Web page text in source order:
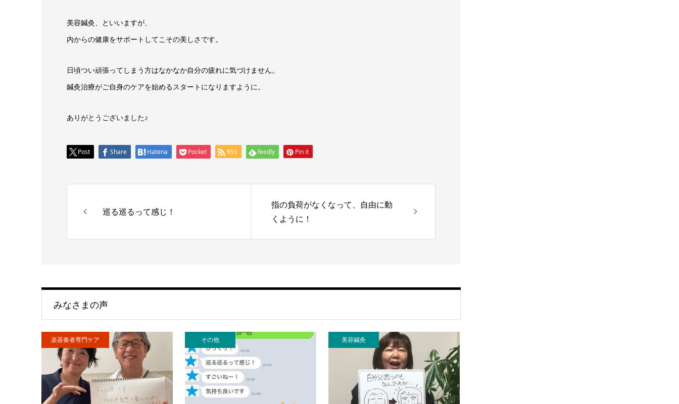
美容鍼灸、といいますが、
内からの健康をサポートしてこその美しさです。
日頃つい頑張ってしまう方はなかなか自分の疲れに気づけません。
鍼灸治療がご自身のケアを始めるスタートになりますように。
ありがとうございました♪
Post Share Hatena Pocket RSS feedly Pin it
巡る巡るって感じ！
指の負荷がなくなって、自由に動
くように！
みなさまの声
楽器奏者専門ケア その他 美容鍼灸